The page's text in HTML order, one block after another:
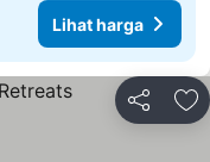
Lihat harga
Kongsi